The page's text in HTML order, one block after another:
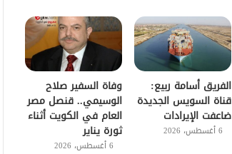
الفريق أسامة ربيع:
قناة السويس الجديدة
ضاعفت الإيرادات
6 أغسطس، 2026
وفاة السفير صلاح
الوسيمي.. قنصل مصر
العام في الكويت أثناء
ثورة يناير
6 أغسطس، 2026